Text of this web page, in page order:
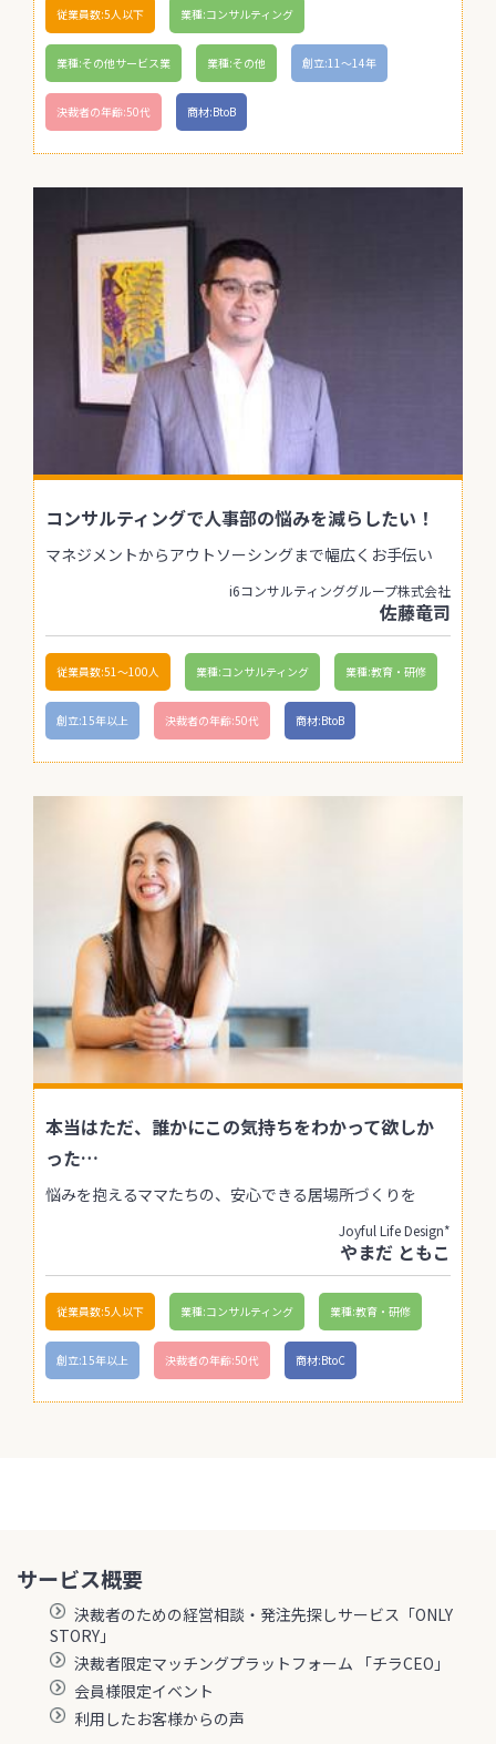
従業員数:5人以下 業種:コンサルティング
業種:その他サービス業 業種:その他 創立:11〜14年
決裁者の年齢:50代 商材:BtoB
コンサルティングで人事部の悩みを減らしたい！
マネジメントからアウトソーシングまで幅広くお手伝い
i6コンサルティンググループ株式会社
佐藤竜司
従業員数:51〜100人 業種:コンサルティング 業種:教育・研修
創立:15年以上 決裁者の年齢:50代 商材:BtoB
本当はただ、誰かにこの気持ちをわかって欲しか
った…
悩みを抱えるママたちの、安心できる居場所づくりを
Joyful Life Design*
やまだ ともこ
従業員数:5人以下 業種:コンサルティング 業種:教育・研修
創立:15年以上 決裁者の年齢:50代 商材:BtoC
サービス概要
決裁者のための経営相談・発注先探しサービス「ONLY
STORY」
決裁者限定マッチングプラットフォーム 「チラCEO」
会員様限定イベント
利用したお客様からの声